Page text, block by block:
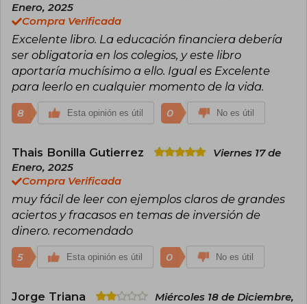
Enero, 2025
Compra Verificada
Excelente libro. La educación financiera debería
ser obligatoria en los colegios, y este libro
aportaría muchísimo a ello. Igual es Excelente
para leerlo en cualquier momento de la vida.
8 Esta opinión es útil 0 No es útil
Thais Bonilla Gutierrez
Viernes 17 de
Enero, 2025
Compra Verificada
muy fácil de leer con ejemplos claros de grandes
aciertos y fracasos en temas de inversión de
dinero. recomendado
5 Esta opinión es útil 0 No es útil
Jorge Triana
Miércoles 18 de Diciembre,